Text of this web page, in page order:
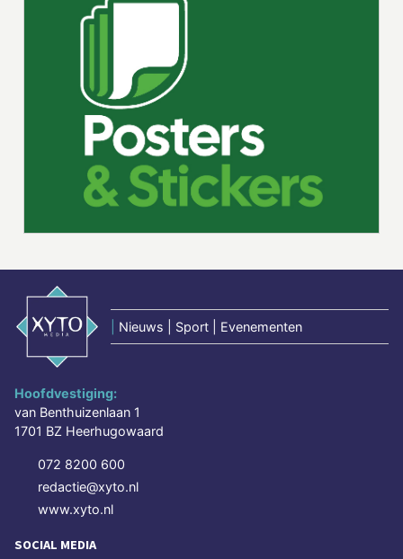
Nieuws | Sport | Evenementen
Hoofdvestiging:
van Benthuizenlaan 1
1701 BZ Heerhugowaard
072 8200 600
redactie@xyto.nl
www.xyto.nl
SOCIAL MEDIA